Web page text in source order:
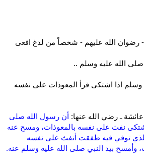
- رضوان الله عليهم - شخصاً من لدغ افعى
الله عليه وسلم ..
اذا اشتكى قرأ المعوذات على نفسه
ـ رضي الله عنها: أن رسول الله صلى
نفث على نفسه بالمعوذات، ومسح عنه
توفي فيه طفقت أنفث على نفسه
وأمسح بيد النبي صلى الله عليه وسلم عنه.